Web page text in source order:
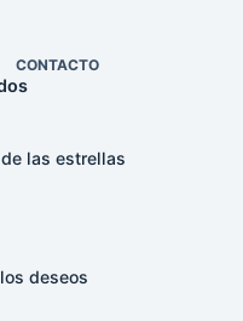
CONTACTO
las estrellas
deseos